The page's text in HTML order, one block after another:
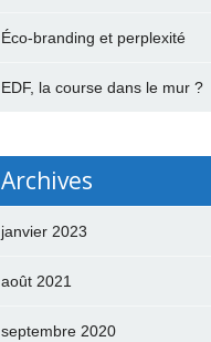
Éco-branding et perplexité
EDF, la course dans le mur ?
Archives
janvier 2023
août 2021
septembre 2020